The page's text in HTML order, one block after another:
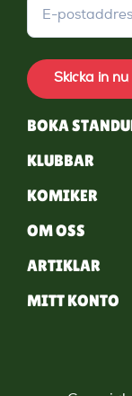
Skicka in nu
BOKA
KLUBBAR
KOMIKER
OM OSS
ARTIKLAR
MITT KONTO